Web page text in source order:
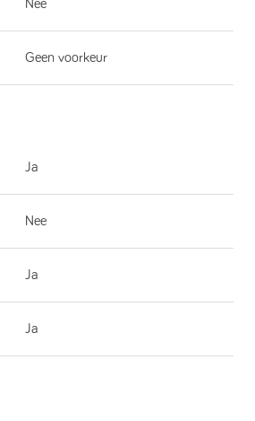
Nee
Geen voorkeur
Ja
Nee
Ja
Ja